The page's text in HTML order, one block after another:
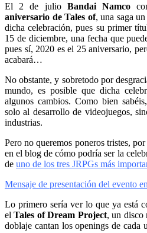
El 2 de julio Bandai Namco
aniversario de Tales of, una saga
dicha celebración, pues su primer
15 de diciembre, una fecha que
pues sí, 2020 es el 25 aniversario,
acabará…
No obstante, y sobretodo por
mundo, es posible que dicha
algunos cambios. Como bien
solo al desarrollo de videojuegos,
industrias.
Pero no queremos poneros tristes,
en el blog de cómo podría ser la
de uno de los tres JRPGs más
Mensaje de presentación del evento
Lo primero sería ver lo que ya está
elTales of Dream Project, un disco
doblaje cantan los openings de cada